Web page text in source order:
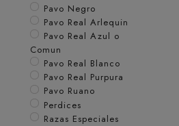
Pavo Negro
Pavo Real Arlequin
Pavo Real Azul o
Comun
Pavo Real Blanco
Pavo Real Purpura
Pavo Ruano
Perdices
Razas Especiales